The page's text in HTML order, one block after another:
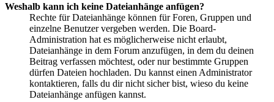
Weshalb kann ich keine Dateianhänge anfügen?
Rechte für Dateianhänge können für Foren, Gruppen und
einzelne Benutzer vergeben werden. Die Board-
Administration hat es möglicherweise nicht erlaubt,
Dateianhänge in dem Forum anzufügen, in dem du deinen
Beitrag verfassen möchtest, oder nur bestimmte Gruppen
dürfen Dateien hochladen. Du kannst einen Administrator
kontaktieren, falls du dir nicht sicher bist, wieso du keine
Dateianhänge anfügen kannst.